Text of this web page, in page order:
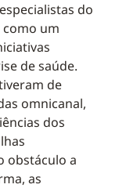
do
um
de saúde.
de
omnicanal,
dos
obstáculo a
as